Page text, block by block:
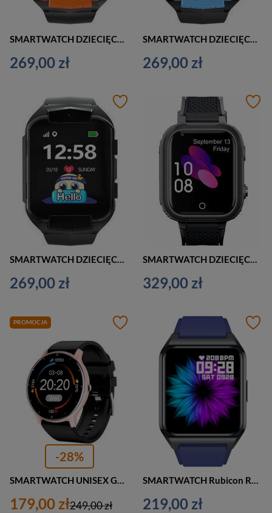
269,00 zł 269,00 zł
SMARTWATCH DZIECIĘCY PACIFIC 32-1 KIDS - CZARNY (sy028a)
269,00 zł
SMARTWATCH DZIECIĘCY PACIFIC 30-1 KIDS - CZARNY (sy026a)
329,00 zł
PROMOCJA
-28%
179,00 zł249,00 zł 219,00 zł